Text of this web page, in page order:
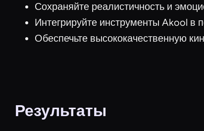
Сохраняйте реалистичность и
Интегрируйте инструменты Akool в
Обеспечьте высококачественную
Результаты